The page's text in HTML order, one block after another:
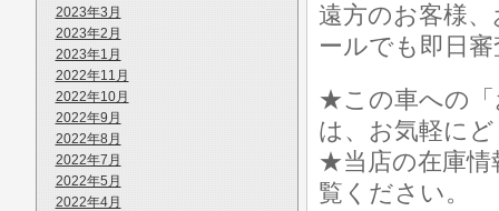
2023年3月
2023年2月
2023年1月
2022年11月
2022年10月
2022年9月
2022年8月
2022年7月
2022年5月
2022年4月
遠方のお客様
ールでも即日
★この車への「
は、お気軽に
★当店の在庫情
覧ください。